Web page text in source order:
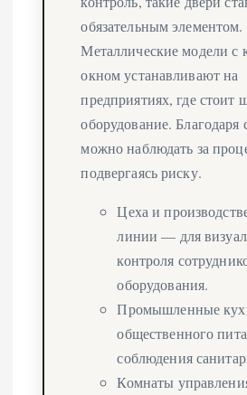
обязательным элементом.
Металлические модели с
окном устанавливают на
предприятиях, где стоит
оборудование. Благодаря
можно наблюдать за
подвергаясь риску.
Цеха и
линии — для
контроля
оборудования.
Промышленные
общественного
соблюдения
Комнаты